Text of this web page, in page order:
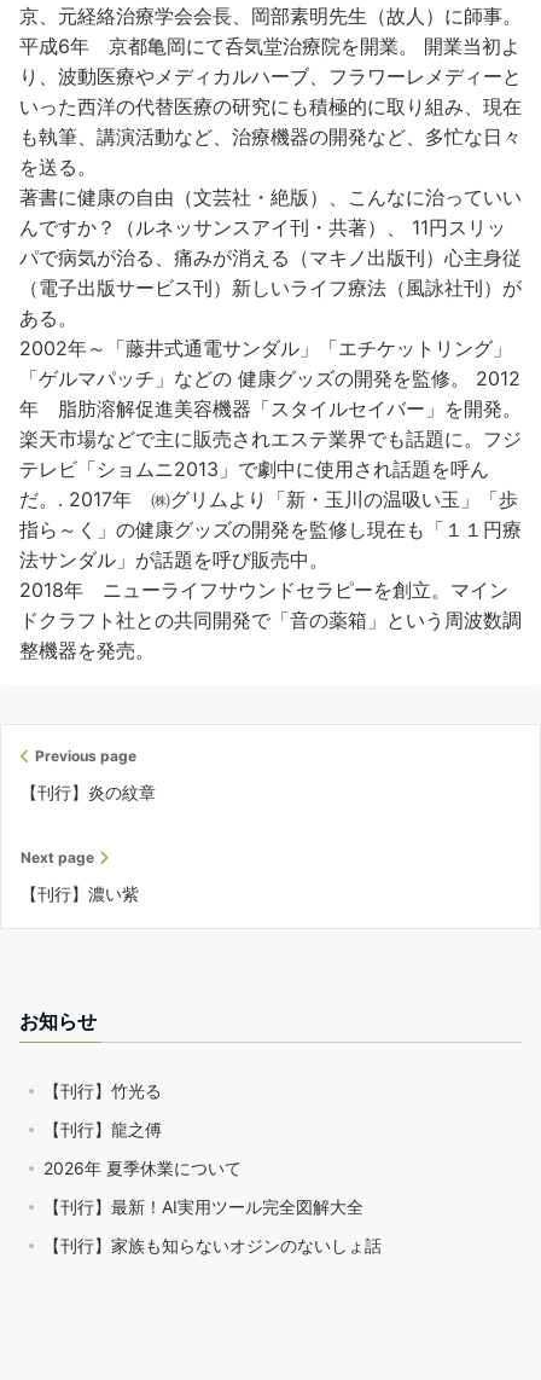
京、元経絡治療学会会長、岡部素明先生（故人）に師事。
平成6年 京都亀岡にて呑気堂治療院を開業。 開業当初よ
り、波動医療やメディカルハーブ、フラワーレメディーと
いった西洋の代替医療の研究にも積極的に取り組み、現在
も執筆、講演活動など、治療機器の開発など、多忙な日々
を送る。
著書に健康の自由（文芸社・絶版）、こんなに治っていい
んですか？（ルネッサンスアイ刊・共著）、 11円スリッ
パで病気が治る、痛みが消える（マキノ出版刊）心主身従
（電子出版サービス刊）新しいライフ療法（風詠社刊）が
ある。
2002年～「藤井式通電サンダル」「エチケットリング」
「ゲルマパッチ」などの 健康グッズの開発を監修。 2012
年 脂肪溶解促進美容機器「スタイルセイバー」を開発。
楽天市場などで主に販売されエステ業界でも話題に。フジ
テレビ「ショムニ2013」で劇中に使用され話題を呼ん
だ。. 2017年 ㈱グリムより「新・玉川の温吸い玉」「歩
指ら～く」の健康グッズの開発を監修し現在も「１１円療
法サンダル」が話題を呼び販売中。
2018年 ニューライフサウンドセラピーを創立。マイン
ドクラフト社との共同開発で「音の薬箱」という周波数調
整機器を発売。
Previous page
【刊行】炎の紋章
Next page
【刊行】濃い紫
お知らせ
【刊行】竹光る
【刊行】龍之傅
2026年 夏季休業について
【刊行】最新！AI実用ツール完全図解大全
【刊行】家族も知らないオジンのないしょ話